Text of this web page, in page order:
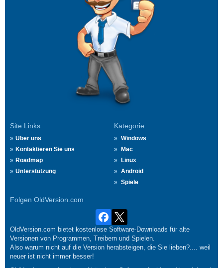
Site Links
Über uns
Kontaktieren Sie uns
Roadmap
Unterstützung
Kategorie
Windows
Mac
Linux
Android
Spiele
Folgen OldVersion.com
OldVersion.com bietet kostenlose Software-Downloads für alte
Versionen von Programmen, Treibern und Spielen.
Also warum nicht auf die Version herabsteigen, die Sie lieben?.... weil
neuer ist nicht immer besser!